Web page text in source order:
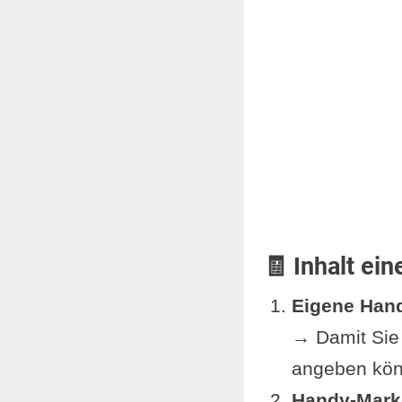
KFZ-
🧾 Inhalt
Eigene
→ Damit Sie
angeben